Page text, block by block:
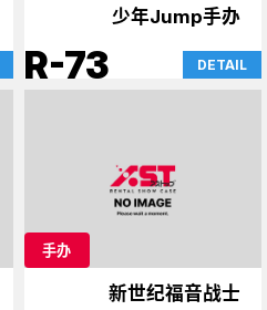
少年Jump手办
R-73 DETAIL
手办
新世纪福音战士